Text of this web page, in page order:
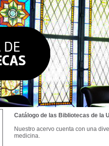
Catálogo de las Bibliotecas de la
Nuestro acervo cuenta con una
medicina.